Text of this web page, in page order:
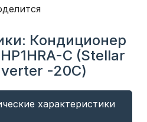
Кондиционер
C (Stellar
-20С)
характеристики